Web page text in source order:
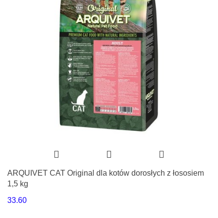
ARQUIVET CAT Original dla kotów dorosłych z łososiem
1,5 kg
33.60